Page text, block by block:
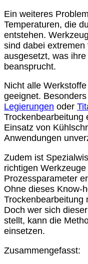
Ein weiteres
Temperaturen, die
entstehen.
sind dabei
ausgesetzt, was
beansprucht.
Nicht alle
geeignet.
Legierungen oder
Trockenbearbeitung
Einsatz von
Anwendungen
Zudem ist
richtigen
Prozessparameter
Ohne dieses Know-
Trockenbearbeitung
Doch wer sich
stellt, kann die
einsetzen.
Zusammengefasst: